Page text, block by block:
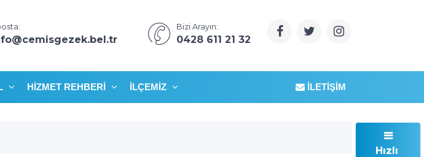
Bizi Arayın:
0428 611 21 32
HIZMET REHBERI İLÇEMIZ İLETIŞIM
Hızlı